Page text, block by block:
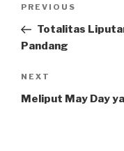
Previous
Post
PREVIOUS
Totalitas
Pandang
Next
Post
NEXT
Meliput May Day